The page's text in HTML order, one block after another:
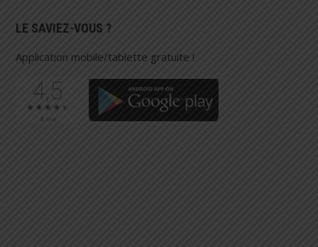
LE SAVIEZ-VOUS ?
Application mobile/tablette gratuite !